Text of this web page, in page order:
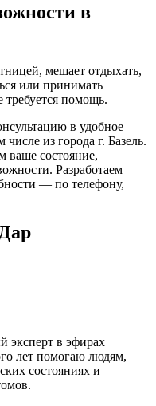
в
мешает отдыхать,
или принимать
помощь.
в удобное
из города г. Базель.
ваше состояние,
Разработаем
— по телефону,
эксперт в эфирах
лет помогаю людям,
состояниях и